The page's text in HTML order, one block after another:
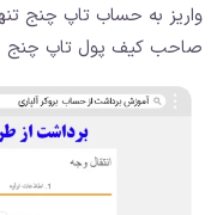
واریز به حساب تاپ چنج
صاحب کیف پول تاپ چنج